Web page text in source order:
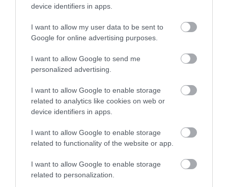
device identifiers in apps.
I want to allow my user data to be sent to
Google for online advertising purposes.
I want to allow Google to send me
personalized advertising.
I want to allow Google to enable storage
related to analytics like cookies on web or
device identifiers in apps.
I want to allow Google to enable storage
related to functionality of the website or app.
I want to allow Google to enable storage
related to personalization.
06.08.2026
ελληνικές εξαγωγές τροφίμων